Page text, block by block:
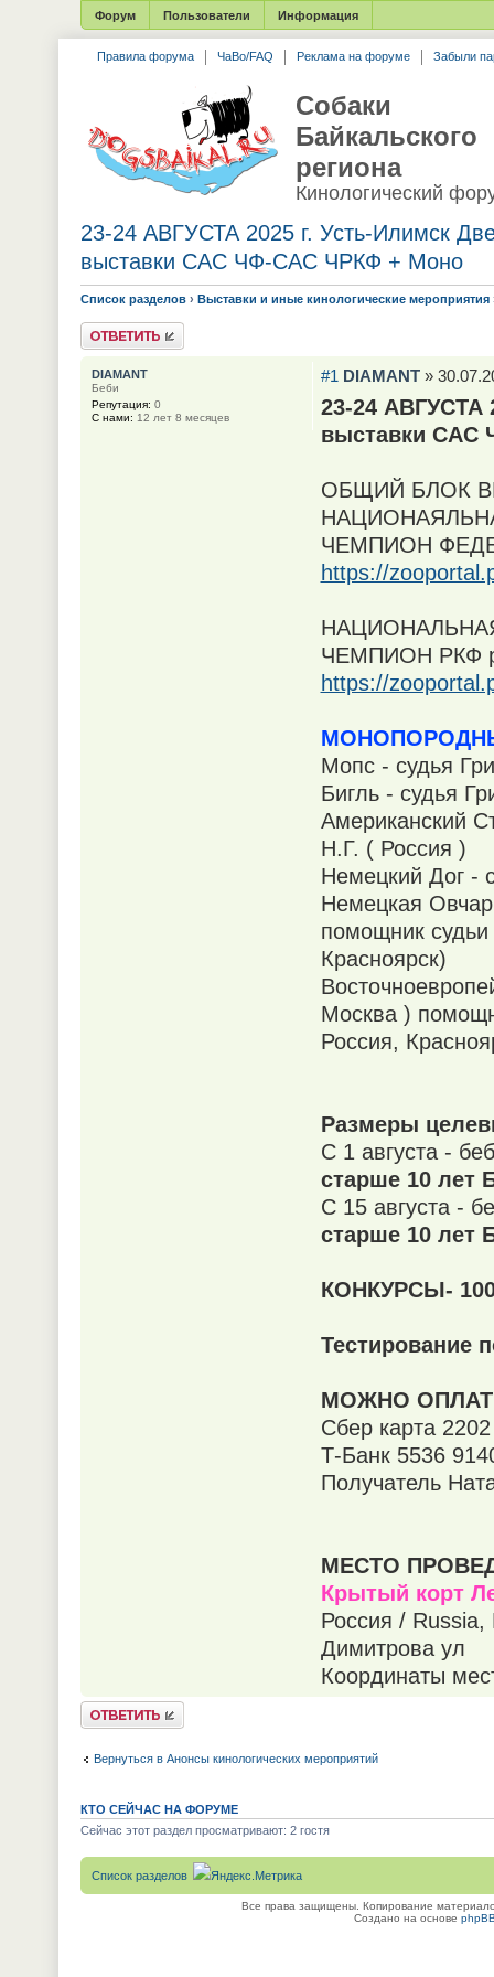
Форум Пользователи Информация
Правила форума ЧаВо/FAQ Реклама на форуме Забыли
Собаки
Байкальского
региона
Кинологический
23-24 АВГУСТА 2025 г. Усть-Илимск
выставки САС ЧФ-САС ЧРКФ + Моно
Список разделов › Выставки и иные кинологические мероприятия
Ответить
#1 DIAMANT»
23-24 АВГУСТА
выставки
ОБЩИЙ БЛОК
ЧЕМПИОН
https://
ЧЕМПИОН РКФ
https://
Мопс - судья
Бигль - судья
Американский
Н.Г. ( Россия )
Немецкий Дог -
Немецкая
помощник
Красноярск)
Москва )
Россия,
Размеры
С 1 августа -
старше 10
С 15 августа -
старше 10
КОНКУРСЫ-
Тестирование
МОЖНО
Сбер карта
Т-Банк 5536
Получатель
МЕСТО
Крытый корт
Россия / Russia,
Димитрова ул
Координаты
DIAMANT
Беби
Репутация: 0
С нами: 12 лет 8 месяцев
Ответить
Вернуться в Анонсы кинологических мероприятий
КТО СЕЙЧАС НА ФОРУМЕ
Сейчас этот раздел просматривают: 2 гостя
Список разделов
Все права защищены. Копирование
Создано на основе